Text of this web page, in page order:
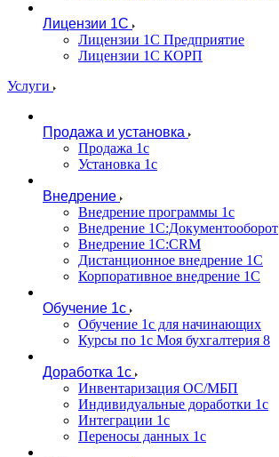
Лицензии 1С
Лицензии 1С Предприятие
Лицензии 1С КОРП
Услуги
Продажа и установка
Продажа 1с
Установка 1с
Внедрение
Внедрение программы 1с
Внедрение 1С:Документооборот
Внедрение 1С:CRM
Дистанционное внедрение 1С
Корпоративное внедрение 1С
Обучение 1с
Обучение 1с для начинающих
Курсы по 1с Моя бухгалтерия 8
Доработка 1с
Инвентаризация ОС/МБП
Индивидуальные доработки 1с
Интеграции 1с
Переносы данных 1с